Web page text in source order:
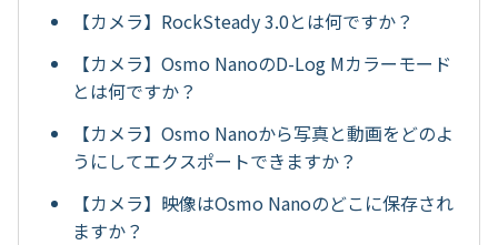
【カメラ】RockSteady 3.0とは何ですか？
【カメラ】Osmo NanoのD-Log Mカラーモード
とは何ですか？
【カメラ】Osmo Nanoから写真と動画をどのよ
うにしてエクスポートできますか？
【カメラ】映像はOsmo Nanoのどこに保存され
ますか？